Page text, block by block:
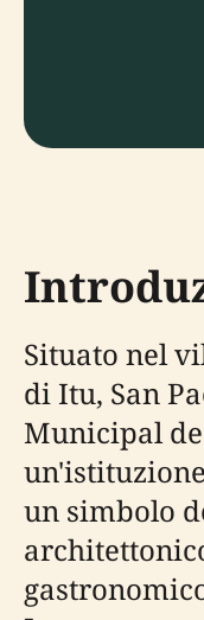
Situato nel
di Itu, San
Municipal
un simbolo